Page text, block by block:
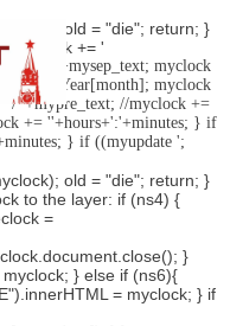
old = "die"; return; }
myclock += '
+= ' '+mysep_text; myclock
myclock
' / '+mypre_text; //myclock +=
+= ''+hours+':'+minutes; } if
} if ((myupdate ';
old = "die"; return; }
to the layer: if (ns4) {
=
}
} else if (ns6){
= myclock; } if